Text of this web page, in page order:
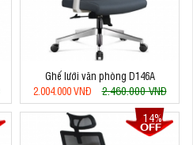
Ghế lưới văn phòng D146A
2.004.000 VNĐ
2.460.000 VNĐ
14%